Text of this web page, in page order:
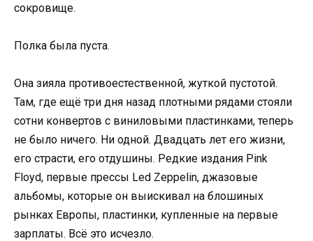
сокровище.
Полка была пуста.
Она зияла противоестественной, жуткой пустотой.
Там, где ещё три дня назад плотными рядами стояли
сотни конвертов с виниловыми пластинками, теперь
не было ничего. Ни одной. Двадцать лет его жизни,
его страсти, его отдушины. Редкие издания Pink
Floyd, первые прессы Led Zeppelin, джазовые
альбомы, которые он выискивал на блошиных
рынках Европы, пластинки, купленные на первые
зарплаты. Всё это исчезло.